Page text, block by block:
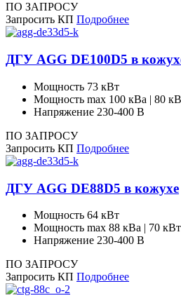
ПО ЗАПРОСУ
Запросить КП Подробнее
ДГУ AGG DE100D5 в
Мощность 73 кВт
Мощность max 100 кВа | 80
Напряжение 230-400 В
ПО ЗАПРОСУ
Запросить КП Подробнее
ДГУ AGG DE88D5 в кожухе
Мощность 64 кВт
Мощность max 88 кВа | 70 кВт
Напряжение 230-400 В
ПО ЗАПРОСУ
Запросить КП Подробнее